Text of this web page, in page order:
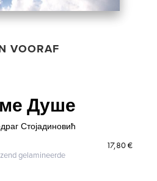
VOORAF
Душе
Стојадиновић
gelamineerde
17,80 €